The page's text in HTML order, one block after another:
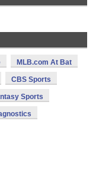
MLB.com At Bat
CBS Sports
Sports